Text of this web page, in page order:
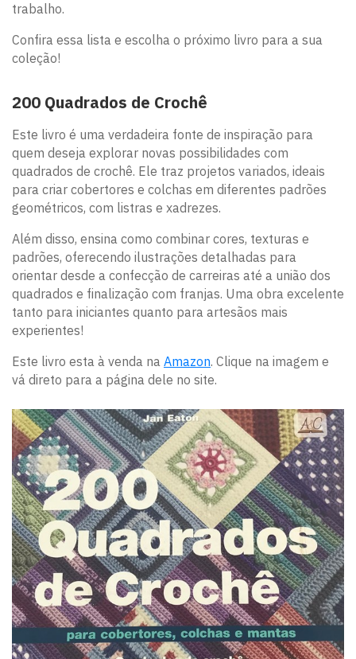
trabalho.
Confira essa lista e escolha o próximo livro para a sua
coleção!
200 Quadrados de Crochê
Este livro é uma verdadeira fonte de inspiração para
quem deseja explorar novas possibilidades com
quadrados de crochê. Ele traz projetos variados, ideais
para criar cobertores e colchas em diferentes padrões
geométricos, com listras e xadrezes.
Além disso, ensina como combinar cores, texturas e
padrões, oferecendo ilustrações detalhadas para
orientar desde a confecção de carreiras até a união dos
quadrados e finalização com franjas. Uma obra excelente
tanto para iniciantes quanto para artesãos mais
experientes!
Este livro esta à venda na Amazon. Clique na imagem e
vá direto para a página dele no site.